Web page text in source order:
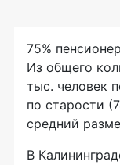
75%
Из общего
тыс. человек
по старости
средний
В